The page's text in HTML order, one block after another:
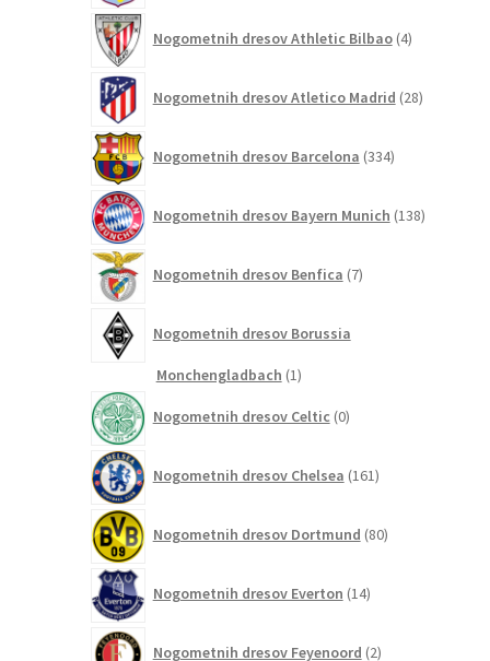
Nogometnih dresov Athletic Bilbao 4izdelki
Nogometnih dresov Atletico Madrid 28izdelkov
Nogometnih dresov Barcelona 334izdelkov
Nogometnih dresov Bayern Munich 138izdelkov
Nogometnih dresov Benfica 7izdelkov
Nogometnih dresov Borussia
Monchengladbach 11
Nogometnih dresov Celtic 0izdelkov
Nogometnih dresov Chelsea 161izdelkov
Nogometnih dresov Dortmund 80izdelkov
Nogometnih dresov Everton 14izdelkov
Nogometnih dresov Feyenoord 2